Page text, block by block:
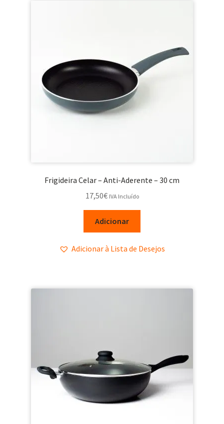
Frigideira Celar – Anti-Aderente – 30 cm
17,50€ IVA Incluído
Adicionar
Adicionar à Lista de Desejos